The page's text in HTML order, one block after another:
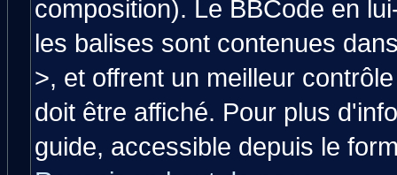
composition). Le BBCode en
les balises sont contenues
>, et offrent un meilleur
doit être affiché. Pour plus
guide, accessible depuis le